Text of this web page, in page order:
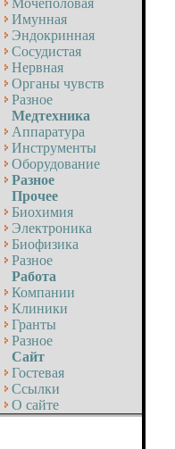
Мочеполовая
Имунная
Эндокринная
Сосудистая
Нервная
Органы чувств
Разное
Медтехника
Аппаратура
Инструменты
Оборудование
Разное
Прочее
Биохимия
Электроника
Биофизика
Разное
Работа
Компании
Клиники
Гранты
Разное
Сайт
Гостевая
Ссылки
О сайте